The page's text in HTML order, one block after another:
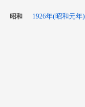
昭和 1926年(昭和元年)